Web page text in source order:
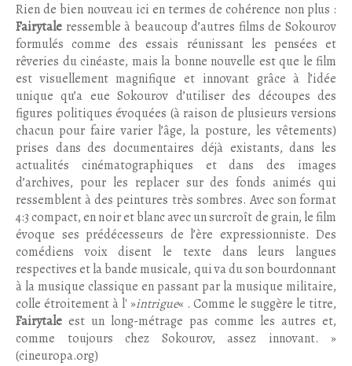
Rien de bien nouveau ici en termes de cohérence non plus :
Fairytale ressemble à beaucoup d’autres films de Sokourov
formulés comme des essais réunissant les pensées et
rêveries du cinéaste, mais la bonne nouvelle est que le film
est visuellement magnifique et innovant grâce à l’idée
unique qu’a eue Sokourov d’utiliser des découpes des
figures politiques évoquées (à raison de plusieurs versions
chacun pour faire varier l’âge, la posture, les vêtements)
prises dans des documentaires déjà existants, dans les
actualités cinématographiques et dans des images
d’archives, pour les replacer sur des fonds animés qui
ressemblent à des peintures très sombres. Avec son format
4:3 compact, en noir et blanc avec un surcroît de grain, le film
évoque ses prédécesseurs de l’ère expressionniste. Des
comédiens voix disent le texte dans leurs langues
respectives et la bande musicale, qui va du son bourdonnant
à la musique classique en passant par la musique militaire,
colle étroitement à l' »intrigue« . Comme le suggère le titre,
Fairytale est un long-métrage pas comme les autres et,
comme toujours chez Sokourov, assez innovant. »
(cineuropa.org)